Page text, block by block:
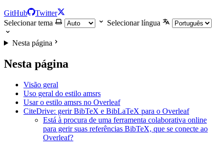
GitHub
Twitter
Selecionar tema
Selecionar língua
Nesta página
Nesta página
Visão geral
Uso geral do estilo amsrs
Usar o estilo amsrs no Overleaf
CiteDrive: gerir BibTeX e BibLaTeX para o Overleaf
Está à procura de uma ferramenta colaborativa online
para gerir suas referências BibTeX, que se conecte ao
Overleaf?